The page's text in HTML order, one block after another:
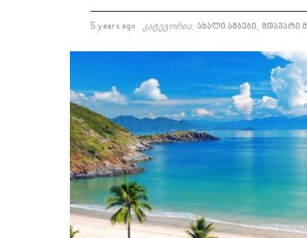
5 years ago კატეგორია: ახალი ამბები, მთავარი